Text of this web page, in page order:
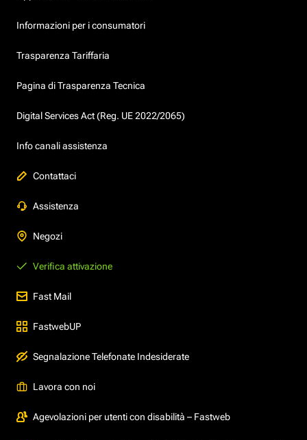
Informazioni per i consumatori
Trasparenza Tariffaria
Pagina di Trasparenza Tecnica
Digital Services Act (Reg. UE 2022/2065)
Info canali assistenza
Contattaci
Assistenza
Negozi
Verifica attivazione
Fast Mail
FastwebUP
Segnalazione Telefonate Indesiderate
Lavora con noi
Agevolazioni per utenti con disabilità – Fastweb